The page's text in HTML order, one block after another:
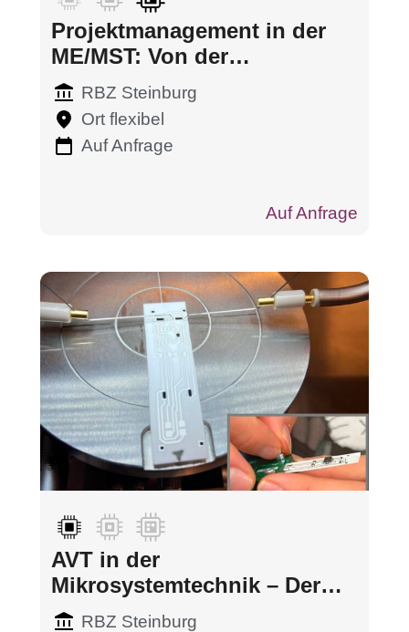
Projektmanagement in der
ME/MST: Von der
Prozessidee zur
Serienfertigung
RBZ Steinburg
Ort flexibel
Auf Anfrage
Auf Anfrage
AVT in der
Mikrosystemtechnik – Der
Biegebalken Kraftsensor
RBZ Steinburg